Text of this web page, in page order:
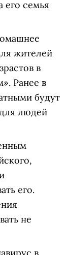
его семья
жителей
в
Ранее в
будут
людей
его.
не